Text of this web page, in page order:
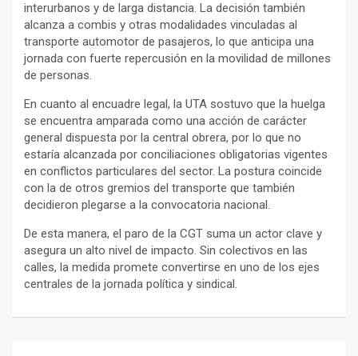
interurbanos y de larga distancia. La decisión también
alcanza a combis y otras modalidades vinculadas al
transporte automotor de pasajeros, lo que anticipa una
jornada con fuerte repercusión en la movilidad de millones
de personas.
En cuanto al encuadre legal, la UTA sostuvo que la huelga
se encuentra amparada como una acción de carácter
general dispuesta por la central obrera, por lo que no
estaría alcanzada por conciliaciones obligatorias vigentes
en conflictos particulares del sector. La postura coincide
con la de otros gremios del transporte que también
decidieron plegarse a la convocatoria nacional.
De esta manera, el paro de la CGT suma un actor clave y
asegura un alto nivel de impacto. Sin colectivos en las
calles, la medida promete convertirse en uno de los ejes
centrales de la jornada política y sindical.